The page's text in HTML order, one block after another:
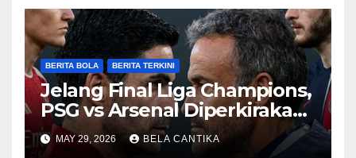
BERITA BOLA BERITA TERKINI
Jelang Final Liga Champions,
PSG vs Arsenal Diperkirakan
Sengit
MAY 29, 2026 BELA CANTIKA